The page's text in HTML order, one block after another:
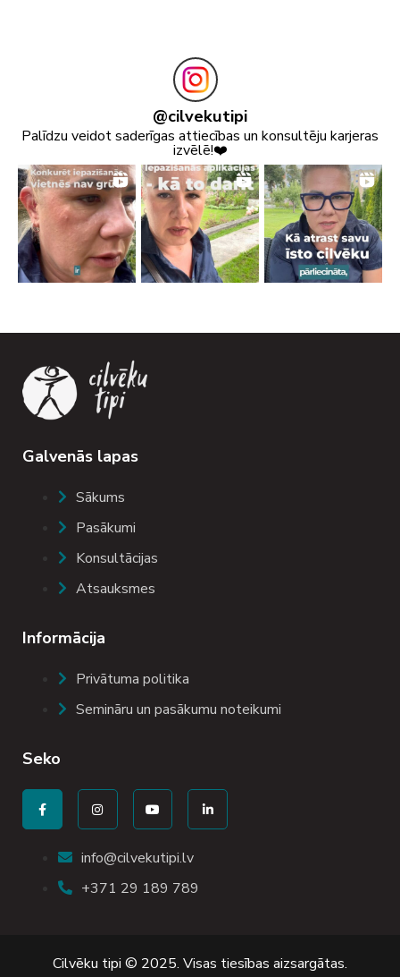
@cilvekutipi
Palīdzu veidot saderīgas attiecības un konsultēju karjeras
izvēlē!❤️
Galvenās lapas
Sākums
Pasākumi
Konsultācijas
Atsauksmes
Informācija
Privātuma politika
Semināru un pasākumu noteikumi
Seko
info@cilvekutipi.lv
+371 29 189 789
Cilvēku tipi © 2025. Visas tiesības aizsargātas.